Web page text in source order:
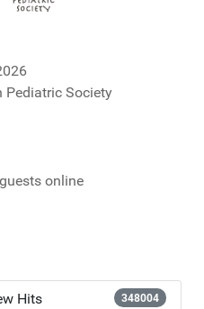
Pediatric Society
online
Hits 348004